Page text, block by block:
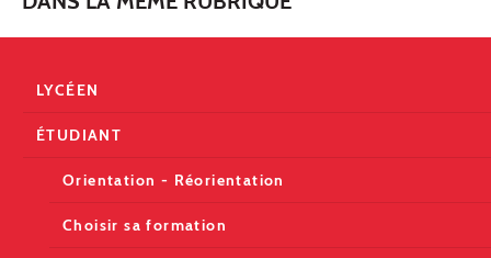
LYCÉEN
ÉTUDIANT
Orientation - Réorientation
Choisir sa formation